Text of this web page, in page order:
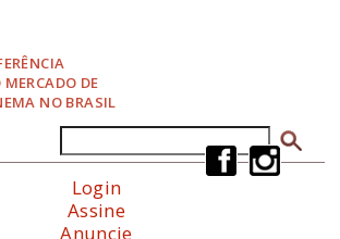
MERCADO DE
NO BRASIL
Formulário de busca
Login
Assine
Anuncie